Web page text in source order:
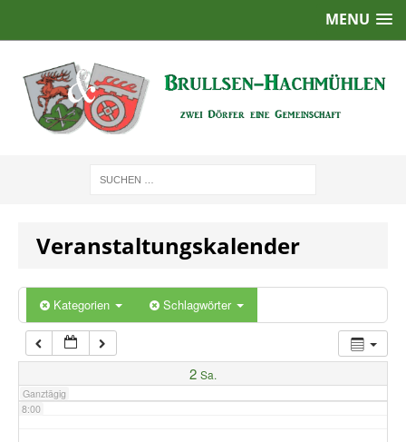
MENU
Veranstaltungskalender
Kategorien Schlagwörter
2 Sa.
Ganztägig
2:00
5:00
7:00
8:00